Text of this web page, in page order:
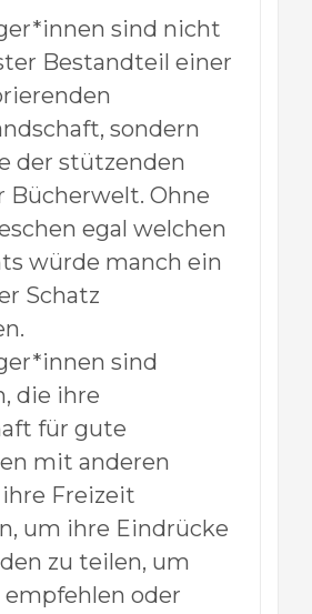
sind nicht
Bestandteil einer
sondern
der stützenden
Bücherwelt. Ohne
egal welchen
würde manch ein
Schatz
sind
die ihre
für gute
mit anderen
Freizeit
um ihre Eindrücke
zu teilen, um
empfehlen oder